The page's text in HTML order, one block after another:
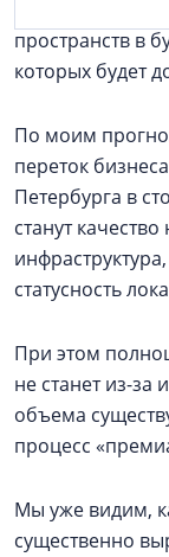
пространств в
которых будет
По моим
переток
Петербурга в
станут
статусность
При этом
не станет из-за
объема
процесс
Мы уже видим,
существенно